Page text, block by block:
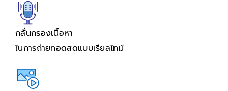
กลั่นกรองเนื้อหา
ในการถ่ายทอดสดแบบเรียลไทม์